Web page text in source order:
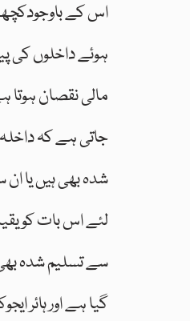
اس کے
ہوئے داخلوں
مالی نقصان ہوتا
جاتی ہے کہ
شدہ بھی ہیں یا
لئے اس بات کو
سے تسلیم شدہ
گیا ہے اور ہائر